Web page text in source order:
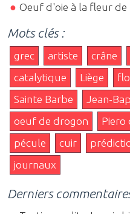
Oeuf d'oie à la fleur de
Mots clés :
grec artiste crâne
catalytique
Liège
Sainte Barbe
Jean-
oeuf de drogon
Piero
pécule
cuir
journaux
Derniers